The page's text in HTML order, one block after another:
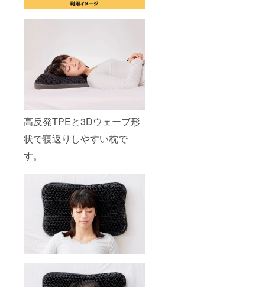
高反発TPEと3Dウェーブ形
状で寝返りしやすい枕で
す。